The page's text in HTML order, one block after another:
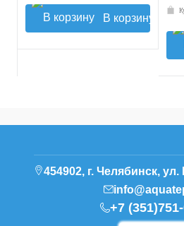
В корзину
454902, г. Челябинск, ул.
+7